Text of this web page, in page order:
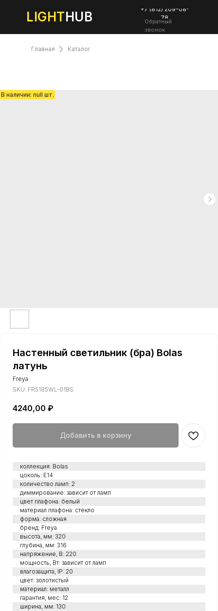
LIGHTHUB
+7 (812) 209-08-
78
Обратный
звонок
Каталог
Главная
Настенный светильник (бра) Bolas
латунь
Freya
SKU: FR5185WL-01BS
4240,00 ₽
Добавить в корзину
коллекция: Bolas
цоколь: Е14
количество ламп: 2
диммирование: зависит от ламп
цвет плафона: белый
материал плафона: стекло
форма: сложная
бренд: Freya
высота, мм: 320
глубина, мм: 316
напряжение, В: 220
мощность, Вт: зависит от ламп
влагозащита, IP: 20
цвет: золотистый
материал: металл
гарантия, мес: 12
ширина, мм: 130